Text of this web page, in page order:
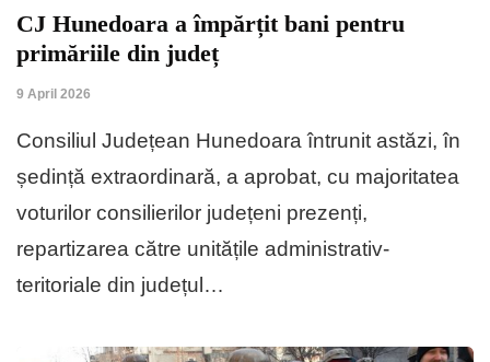
CJ Hunedoara a împărțit bani pentru
primăriile din județ
9 April 2026
Consiliul Județean Hunedoara întrunit astăzi, în
ședință extraordinară, a aprobat, cu majoritatea
voturilor consilierilor județeni prezenți,
repartizarea către unitățile administrativ-
teritoriale din județul…